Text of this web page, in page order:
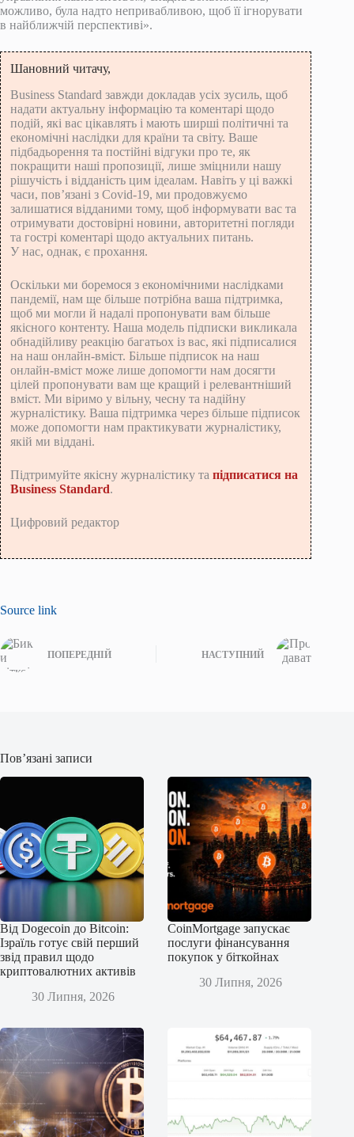
можливо, була надто непривабливою, щоб її ігнорувати
в найближчій перспективі».
Шановний читачу,
Business Standard завжди докладав усіх зусиль, щоб
надати актуальну інформацію та коментарі щодо
подій, які вас цікавлять і мають ширші політичні та
економічні наслідки для країни та світу. Ваше
підбадьорення та постійні відгуки про те, як
покращити наші пропозиції, лише зміцнили нашу
рішучість і відданість цим ідеалам. Навіть у ці важкі
часи, пов’язані з Covid-19, ми продовжуємо
залишатися відданими тому, щоб інформувати вас та
отримувати достовірні новини, авторитетні погляди
та гострі коментарі щодо актуальних питань.
У нас, однак, є прохання.
Оскільки ми боремося з економічними наслідками
пандемії, нам ще більше потрібна ваша підтримка,
щоб ми могли й надалі пропонувати вам більше
якісного контенту. Наша модель підписки викликала
обнадійливу реакцію багатьох із вас, які підписалися
на наш онлайн-вміст. Більше підписок на наш
онлайн-вміст може лише допомогти нам досягти
цілей пропонувати вам ще кращий і релевантніший
вміст. Ми віримо у вільну, чесну та надійну
журналістику. Ваша підтримка через більше підписок
може допомогти нам практикувати журналістику,
якій ми віддані.
Підтримуйте якісну журналістику та підписатися на
Business Standard.
Цифровий редактор
Source link
ПОПЕРЕДНІЙ НАСТУПНИЙ
Пов’язані записи
Від Dogecoin до Bitcoin:
Ізраїль готує свій перший
звід правил щодо
криптовалютних активів
30 Липня, 2026
CoinMortgage запускає
послуги фінансування
покупок у біткойнах
30 Липня, 2026